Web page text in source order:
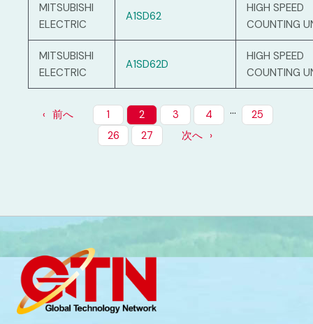
MITSUBISHI
ELECTRIC
A1SD62
HIGH SPEED
COUNTING
MITSUBISHI
ELECTRIC
A1SD62D
HIGH SPEED
COUNTING
前へ 1 2 3 4 …
25
26
27 次へ